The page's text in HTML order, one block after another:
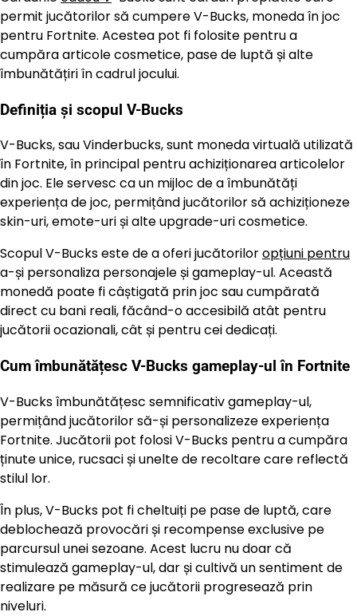
permit jucătorilor să cumpere V-Bucks, moneda în joc
pentru Fortnite. Acestea pot fi folosite pentru a
cumpăra articole cosmetice, pase de luptă și alte
îmbunătățiri în cadrul jocului.
Definiția și scopul V-Bucks
V-Bucks, sau Vinderbucks, sunt moneda virtuală utilizată
în Fortnite, în principal pentru achiziționarea articolelor
din joc. Ele servesc ca un mijloc de a îmbunătăți
experiența de joc, permițând jucătorilor să achiziționeze
skin-uri, emote-uri și alte upgrade-uri cosmetice.
Scopul V-Bucks este de a oferi jucătoriloropțiuni pentru
a-și personaliza personajele și gameplay-ul. Această
monedă poate fi câștigată prin joc sau cumpărată
direct cu bani reali, făcând-o accesibilă atât pentru
jucătorii ocazionali, cât și pentru cei dedicați.
Cum îmbunătățesc V-Bucks gameplay-ul în Fortnite
V-Bucks îmbunătățesc semnificativ gameplay-ul,
permițând jucătorilor să-și personalizeze experiența
Fortnite. Jucătorii pot folosi V-Bucks pentru a cumpăra
ținute unice, rucsaci și unelte de recoltare care reflectă
stilul lor.
În plus, V-Bucks pot fi cheltuiți pe pase de luptă, care
deblochează provocări și recompense exclusive pe
parcursul unei sezoane. Acest lucru nu doar că
stimulează gameplay-ul, dar și cultivă un sentiment de
realizare pe măsură ce jucătorii progresează prin
niveluri.